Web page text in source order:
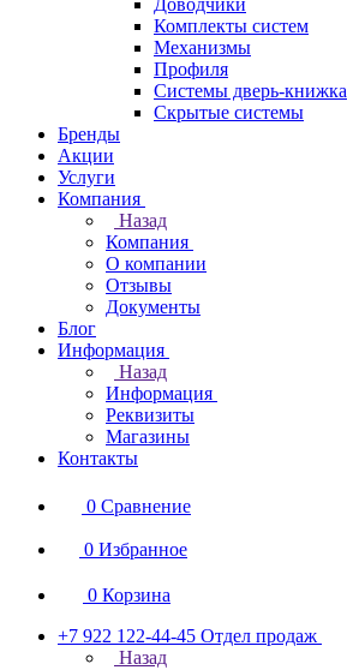
Доводчики
Комплекты систем
Механизмы
Профиля
Системы дверь-книжка
Скрытые системы
Бренды
Акции
Услуги
Компания
Назад
Компания
О компании
Отзывы
Документы
Блог
Информация
Назад
Информация
Реквизиты
Магазины
Контакты
0 Сравнение
0 Избранное
0 Корзина
+7 922 122-44-45 Отдел продаж
Назад